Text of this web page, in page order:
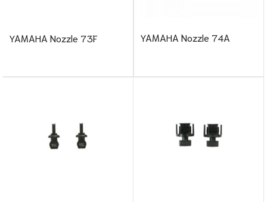
YAMAHA Nozzle 73F YAMAHA Nozzle 74A